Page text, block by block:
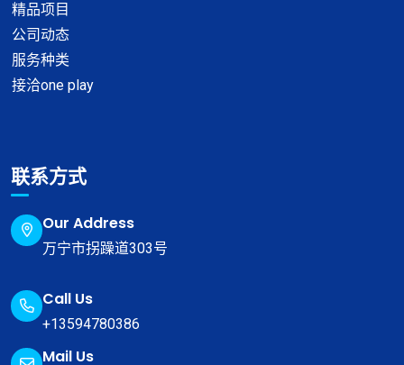
精品项目
公司动态
服务种类
接洽one play
联系方式
Our Address
万宁市拐躁道303号
Call Us
+13594780386
Mail Us